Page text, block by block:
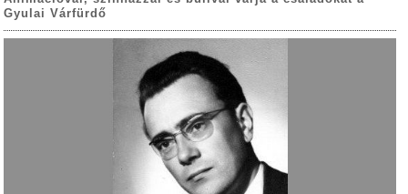
Gyulai Várfürdő